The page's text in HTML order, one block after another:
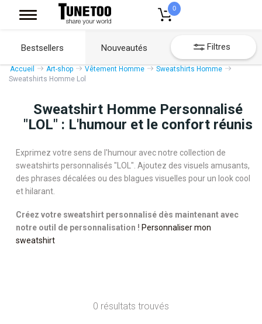
0
Bestsellers Nouveautés Filtres
Accueil Art-shop Vêtement Homme
Sweatshirts Homme
Sweatshirts Homme Lol
Sweatshirt Homme Personnalisé
"LOL" : L'humour et le confort réunis
Exprimez votre sens de l'humour avec notre collection de
sweatshirts personnalisés "LOL". Ajoutez des visuels amusants,
des phrases décalées ou des blagues visuelles pour un look cool
et hilarant.
Créez votre sweatshirt personnalisé dès maintenant avec
notre outil de personnalisation ! Personnaliser mon
sweatshirt
0 résultats trouvés